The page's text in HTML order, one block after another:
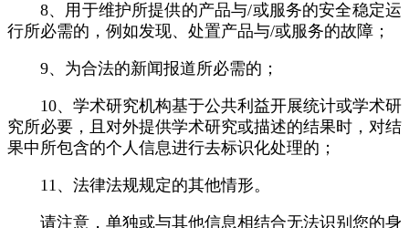
8、用于维护所提供的产品与/或服务的安全稳定运
行所必需的，例如发现、处置产品与/或服务的故障；
9、为合法的新闻报道所必需的；
10、学术研究机构基于公共利益开展统计或学术研
究所必要，且对外提供学术研究或描述的结果时，对结
果中所包含的个人信息进行去标识化处理的；
11、法律法规规定的其他情形。
请注意，单独或与其他信息相结合无法识别您的身